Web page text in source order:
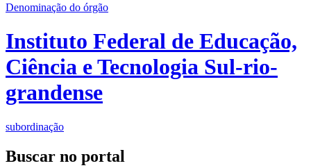
Denominação do órgão
Instituto Federal de Educação,
Ciência e Tecnologia Sul-rio-
grandense
subordinação
Buscar no portal